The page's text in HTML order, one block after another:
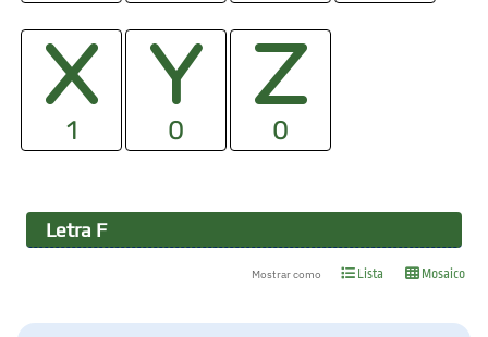
1 0 0
Letra F
Mostrar como Lista Mosaico